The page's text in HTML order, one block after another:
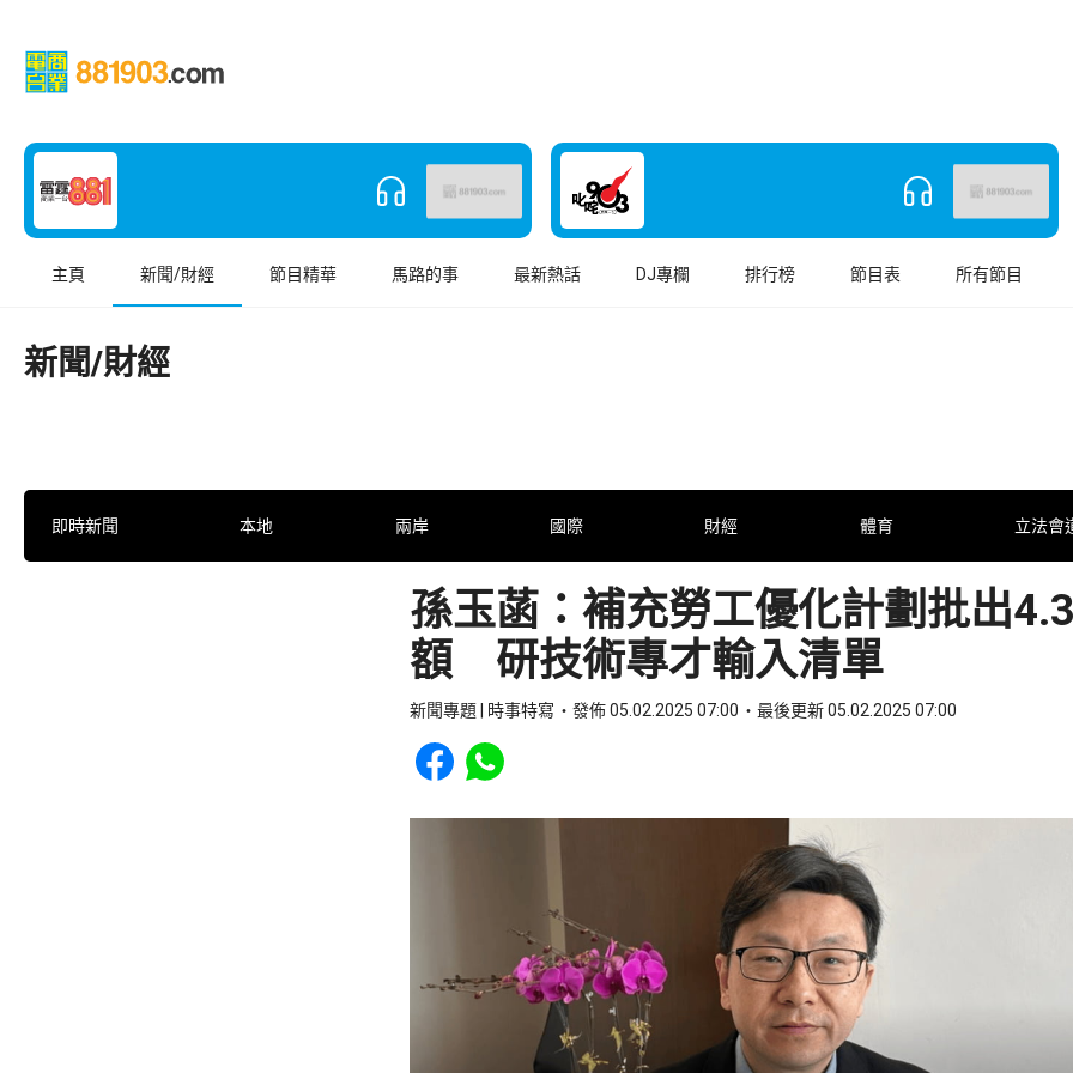
主頁 新聞/財經 節目精華 馬路的事 最新熱話 DJ專欄 排行榜 節目表 所有節目
新聞/財經
即時新聞 本地 兩岸 國際 財經 體育 立法會
孫玉菡：補充勞工優化計劃批出
額 研技術專才輸入清單
新聞專題 | 時事特寫 發佈 05.02.2025 07:00 最後更新 05.02.2025 07:00
Share to Facebook
Share to WhatsApp